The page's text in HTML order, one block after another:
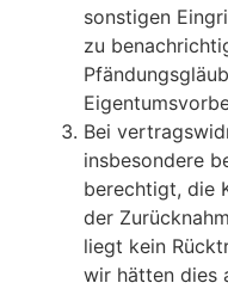
sonstigen
zu
Bei
insbesondere
berechtigt, die
der
liegt kein
wir hätten dies